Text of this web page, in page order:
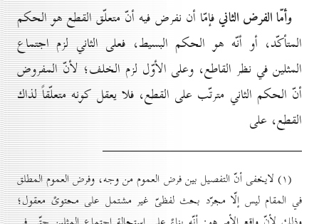
وأمّا الفرض الثاني فإمّا أن نفرض فيه أنّ متعلّق القطع هو الحكم
المتأكّد، أو أنّه هو الحكم البسيط، فعلى الثاني لزم اجتماع
المثلين في نظر القاطع، وعلى الأوّل لزم الخلف؛ لأنّ المفروض
أنّ الحكم الثاني مترتّب على القطع، فلا يعقل كونه متعلّقاً لذاك
القطع، على
(۱) لايخفى أنّ التفصيل بين فرض العموم من وجه، وفرض العموم المطلق
في المقام ليس إلّا مجرّد بحث لفظىّ غير مشتمل على محتوىً معقول؛